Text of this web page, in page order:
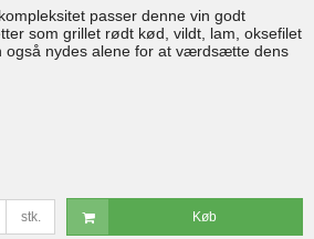
passer denne vin godt
som grillet rødt kød, vildt, lam, oksefilet
også nydes alene for at værdsætte dens
stk. Køb